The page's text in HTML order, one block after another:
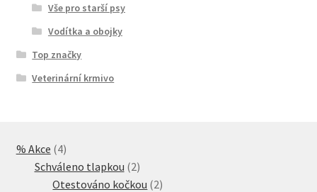
Vše pro starší psy
Vodítka a obojky
Top značky
Veterinární krmivo
% Akce 44
produkty
Schváleno tlapkou 22
produkty
Otestováno kočkou 22